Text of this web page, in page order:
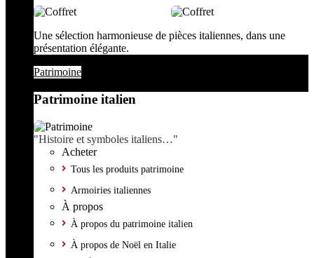
Une sélection harmonieuse de pièces italiennes, dans une
présentation élégante.
Patrimoine
Patrimoine italien
"Histoire et symboles italiens…"
Acheter
Tous les produits patrimoine
Armoiries italiennes
À propos
À propos du patrimoine italien
À propos de Noël en Italie